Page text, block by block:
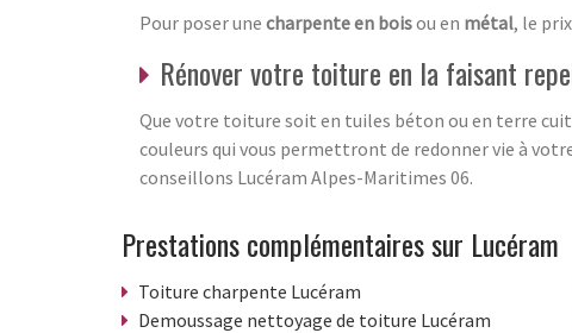
Pour poser une charpente en boisou en métal, le
Rénover votre toiture en la faisant
Que votre toiture soit en tuiles béton ou en terre
couleurs qui vous permettront de redonner vie à
conseillons Lucéram Alpes-Maritimes 06.
Prestations complémentaires sur Lucéram
Toiture charpente Lucéram
Demoussage nettoyage de toiture Lucéram